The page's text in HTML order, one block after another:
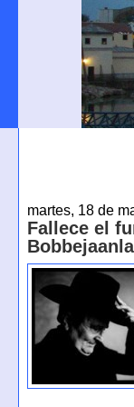
martes, 18 de
Fallece el